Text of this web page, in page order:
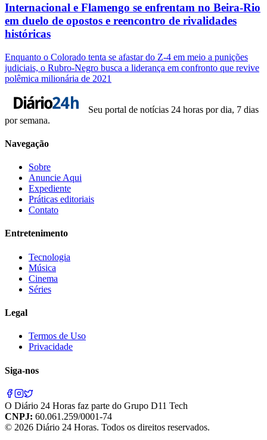
Internacional e Flamengo se enfrentam no Beira-Rio
em duelo de opostos e reencontro de rivalidades
históricas
Enquanto o Colorado tenta se afastar do Z-4 em meio a punições
judiciais, o Rubro-Negro busca a liderança em confronto que revive
polêmica milionária de 2021
Seu portal de notícias 24 horas por dia, 7 dias
por semana.
Navegação
Sobre
Anuncie Aqui
Expediente
Práticas editoriais
Contato
Entretenimento
Tecnologia
Música
Cinema
Séries
Legal
Termos de Uso
Privacidade
Siga-nos
O Diário 24 Horas faz parte do Grupo D11 Tech
CNPJ: 60.061.259/0001-74
© 2026 Diário 24 Horas. Todos os direitos reservados.